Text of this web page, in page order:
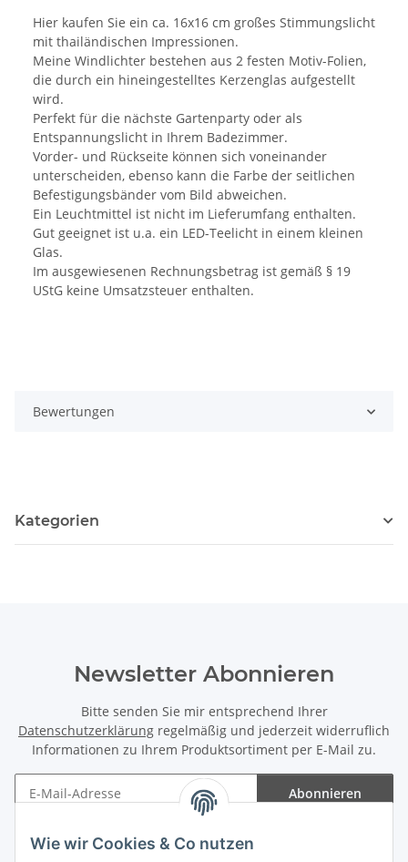
Wie wir Cookies & Co nutzen
Hier kaufen Sie ein ca. 16x16 cm großes Stimmungslicht
mit thailändischen Impressionen.
Meine Windlichter bestehen aus 2 festen Motiv-Folien,
die durch ein hineingestelltes Kerzenglas aufgestellt
wird.
Perfekt für die nächste Gartenparty oder als
Entspannungslicht in Ihrem Badezimmer.
Vorder- und Rückseite können sich voneinander
unterscheiden, ebenso kann die Farbe der seitlichen
Befestigungsbänder vom Bild abweichen.
Ein Leuchtmittel ist nicht im Lieferumfang enthalten.
Gut geeignet ist u.a. ein LED-Teelicht in einem kleinen
Glas.
Im ausgewiesenen Rechnungsbetrag ist gemäß § 19
UStG keine Umsatzsteuer enthalten.
Bewertungen
Kategorien
Newsletter Abonnieren
Bitte senden Sie mir entsprechend Ihrer
Datenschutzerklärung regelmäßig und jederzeit widerruflich
Informationen zu Ihrem Produktsortiment per E-Mail zu.
Abonnieren